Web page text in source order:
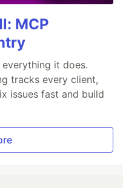
MCP
everything it does.
tracks every client,
issues fast and build